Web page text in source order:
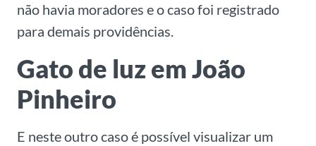
não havia moradores e o caso foi registrado
para demais providências.
Gato de luz em João
Pinheiro
E neste outro caso é possível visualizar um